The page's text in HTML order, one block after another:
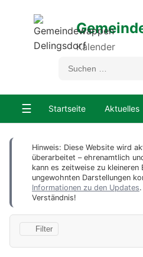
Kalender
☰ Startseite Aktuelles
Hinweis: Diese Website wird
überarbeitet – ehrenamtlich
kann es zeitweise zu kleineren
ungewohnten Darstellungen
Informationen zu den Updates
Verständnis!
Filter